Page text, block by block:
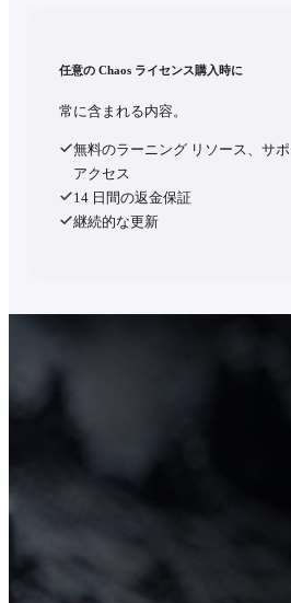
任意の Chaos ライセンス購入時に
常に含まれる内容。
無料のラーニング リソース、サ
アクセス
14 日間の返金保証
継続的な更新